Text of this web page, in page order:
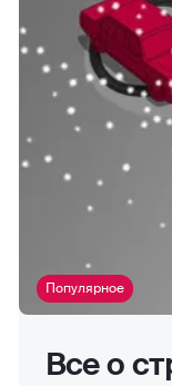
Популярное
Все о